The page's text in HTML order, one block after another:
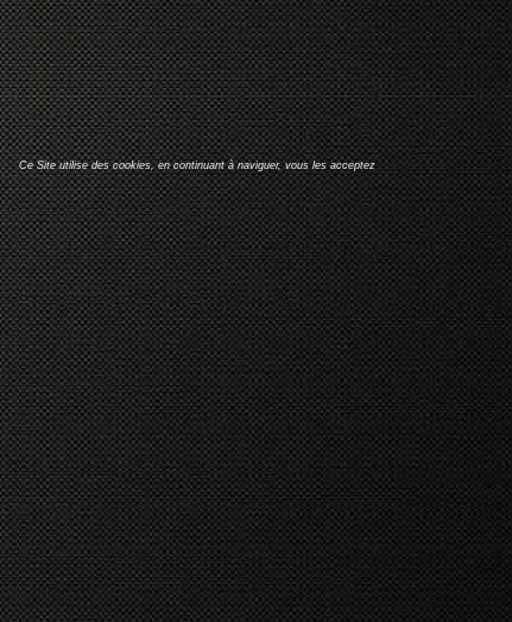
Ce Site utilise des cookies, en continuant à naviguer, vous les acceptez